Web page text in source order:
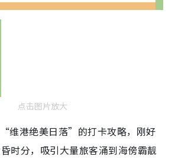
点击图片放大
维港绝美日落”的打卡攻略，刚好
时分，吸引大量旅客涌到海傍霸靓